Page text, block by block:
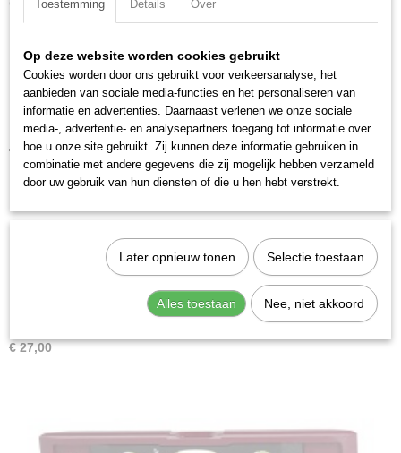
Ook interessant
Kraftwerk 2976 Liniaal 300 mm
€ 5,67
€ 27,00
Toestemming Details Over
Op deze website worden cookies gebruikt
Cookies worden door ons gebruikt voor verkeersanalyse, het
aanbieden van sociale media-functies en het personaliseren van
informatie en advertenties. Daarnaast verlenen we onze sociale
media-, advertentie- en analysepartners toegang tot informatie over
hoe u onze site gebruikt. Zij kunnen deze informatie gebruiken in
combinatie met andere gegevens die zij mogelijk hebben verzameld
door uw gebruik van hun diensten of die u hen hebt verstrekt.
Later opnieuw tonen Selectie toestaan
Alles toestaan Nee, niet akkoord